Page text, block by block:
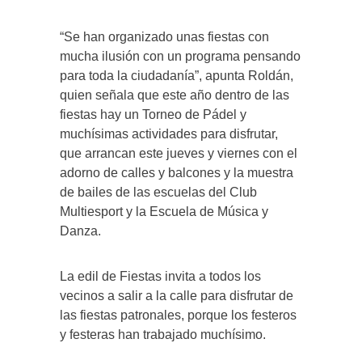
“Se han organizado unas fiestas con
mucha ilusión con un programa pensando
para toda la ciudadanía”, apunta Roldán,
quien señala que este año dentro de las
fiestas hay un Torneo de Pádel y
muchísimas actividades para disfrutar,
que arrancan este jueves y viernes con el
adorno de calles y balcones y la muestra
de bailes de las escuelas del Club
Multiesport y la Escuela de Música y
Danza.
La edil de Fiestas invita a todos los
vecinos a salir a la calle para disfrutar de
las fiestas patronales, porque los festeros
y festeras han trabajado muchísimo.